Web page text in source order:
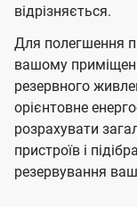
відрізняється.
Для полегшення
вашому
резервного
орієнтовне
розрахувати
пристроїв і
резервування